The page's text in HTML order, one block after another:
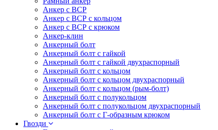
Анкер с ВСР
Анкер с ВСР с кольцом
Анкер с ВСР с крюком
Анкер-клин
Анкерный болт
Анкерный болт с гайкой
Анкерный болт с гайкой двухраспорный
Анкерный болт с кольцом
Анкерный болт с кольцом двухраспорный
Анкерный болт с кольцом (рым-болт)
Анкерный болт с полукольцом
Анкерный болт с полукольцом двухраспорный
Анкерный болт с Г-образным крюком
Гвозди